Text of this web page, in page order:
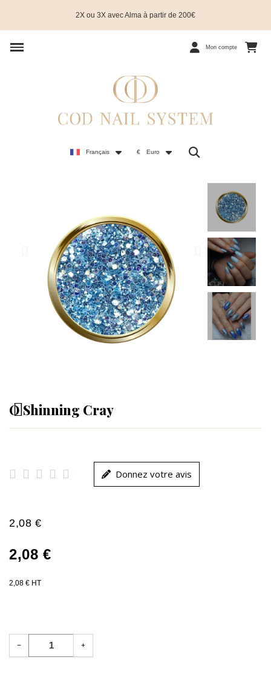
2X ou 3X avec Alma à partir de 200€
Mon compte
Français € Euro
O Shinning Cray
     Donnez votre avis
2,08 €
2,08 €
2,08 € HT
− +